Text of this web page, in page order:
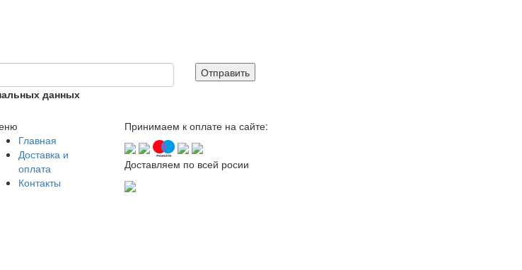
данных
Главная
Доставка и
оплата
Контакты
Принимаем к оплате на сайте:
Доставляем по всей росии